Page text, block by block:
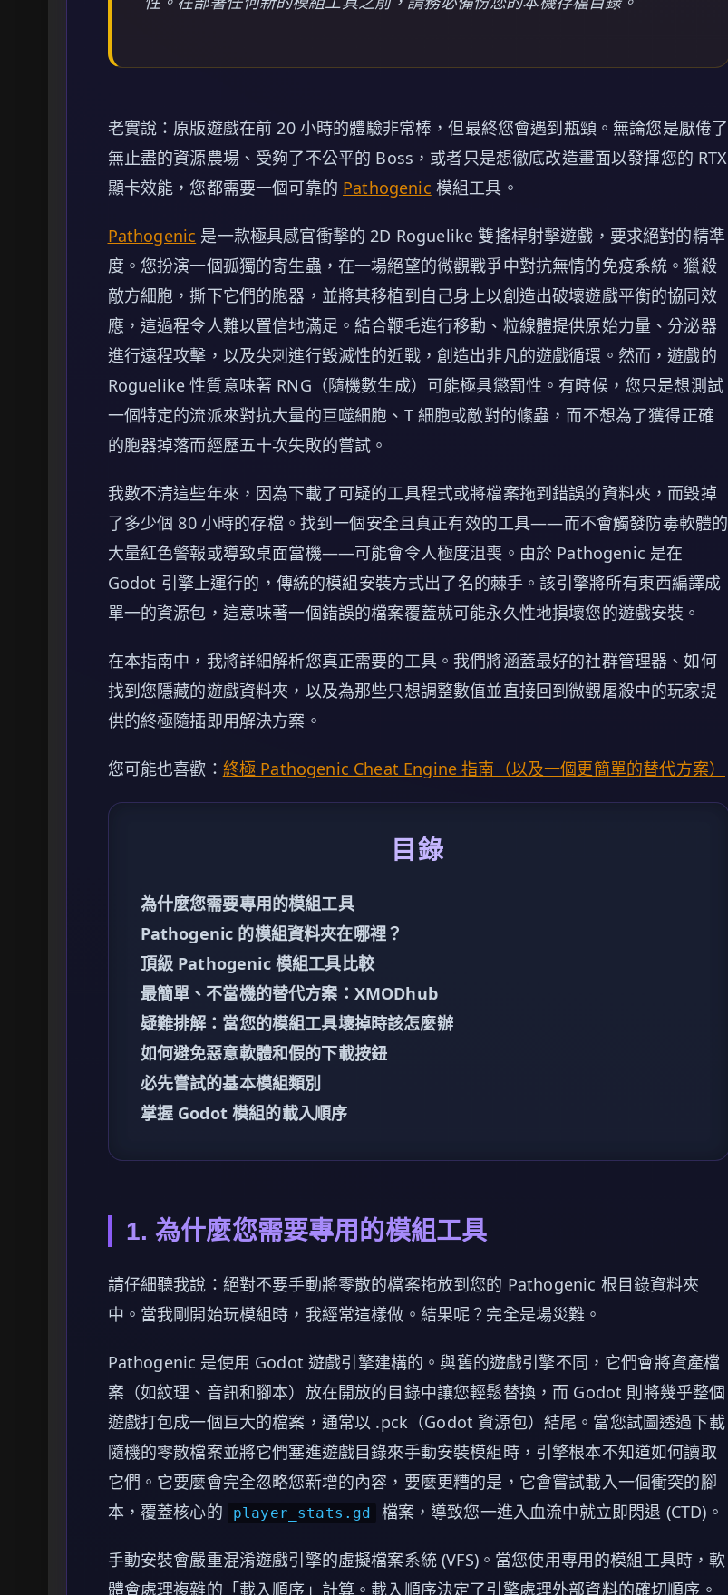
老實說：原版遊戲在前 20 小時的體驗非常棒，但最終您會遇到瓶頸。無論您是厭倦了
無止盡的資源農場、受夠了不公平的 Boss，或者只是想徹底改造畫面以發揮您的 RTX
顯卡效能，您都需要一個可靠的 Pathogenic 模組工具。
Pathogenic 是一款極具感官衝擊的 2D Roguelike 雙搖桿射擊遊戲，要求絕對的精準
度。您扮演一個孤獨的寄生蟲，在一場絕望的微觀戰爭中對抗無情的免疫系統。獵殺
敵方細胞，撕下它們的胞器，並將其移植到自己身上以創造出破壞遊戲平衡的協同效
應，這過程令人難以置信地滿足。結合鞭毛進行移動、粒線體提供原始力量、分泌器
進行遠程攻擊，以及尖刺進行毀滅性的近戰，創造出非凡的遊戲循環。然而，遊戲的
Roguelike 性質意味著 RNG（隨機數生成）可能極具懲罰性。有時候，您只是想測試
一個特定的流派來對抗大量的巨噬細胞、T 細胞或敵對的絛蟲，而不想為了獲得正確
的胞器掉落而經歷五十次失敗的嘗試。
我數不清這些年來，因為下載了可疑的工具程式或將檔案拖到錯誤的資料夾，而毀掉
了多少個 80 小時的存檔。找到一個安全且真正有效的工具——而不會觸發防毒軟體的
大量紅色警報或導致桌面當機——可能會令人極度沮喪。由於 Pathogenic 是在
Godot 引擎上運行的，傳統的模組安裝方式出了名的棘手。該引擎將所有東西編譯成
單一的資源包，這意味著一個錯誤的檔案覆蓋就可能永久性地損壞您的遊戲安裝。
在本指南中，我將詳細解析您真正需要的工具。我們將涵蓋最好的社群管理器、如何
找到您隱藏的遊戲資料夾，以及為那些只想調整數值並直接回到微觀屠殺中的玩家提
供的終極隨插即用解決方案。
您可能也喜歡： 終極 Pathogenic Cheat Engine 指南（以及一個更簡單的替代方案）
目錄
為什麼您需要專用的模組工具
Pathogenic 的模組資料夾在哪裡？
頂級 Pathogenic 模組工具比較
最簡單、不當機的替代方案：XMODhub
疑難排解：當您的模組工具壞掉時該怎麼辦
如何避免惡意軟體和假的下載按鈕
必先嘗試的基本模組類別
掌握 Godot 模組的載入順序
1. 為什麼您需要專用的模組工具
請仔細聽我說：絕對不要手動將零散的檔案拖放到您的 Pathogenic 根目錄資料夾
中。當我剛開始玩模組時，我經常這樣做。結果呢？完全是場災難。
Pathogenic 是使用 Godot 遊戲引擎建構的。與舊的遊戲引擎不同，它們會將資產檔
案（如紋理、音訊和腳本）放在開放的目錄中讓您輕鬆替換，而 Godot 則將幾乎整個
遊戲打包成一個巨大的檔案，通常以 .pck（Godot 資源包）結尾。當您試圖透過下載
隨機的零散檔案並將它們塞進遊戲目錄來手動安裝模組時，引擎根本不知道如何讀取
它們。它要麼會完全忽略您新增的內容，要麼更糟的是，它會嘗試載入一個衝突的腳
本，覆蓋核心的
player_stats.gd 檔案，導致您一進入血流中就立即閃退 (CTD)。
手動安裝會嚴重混淆遊戲引擎的虛擬檔案系統 (VFS)。當您使用專用的模組工具時，軟
體會處理複雜的「載入順序」計算。載入順序決定了引擎處理外部資料的確切順序。